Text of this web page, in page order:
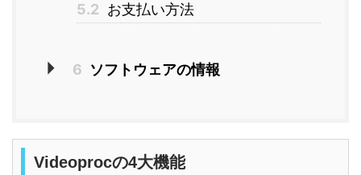
5.2 お支払い方法
6 ソフトウェアの情報
Videoprocの4大機能